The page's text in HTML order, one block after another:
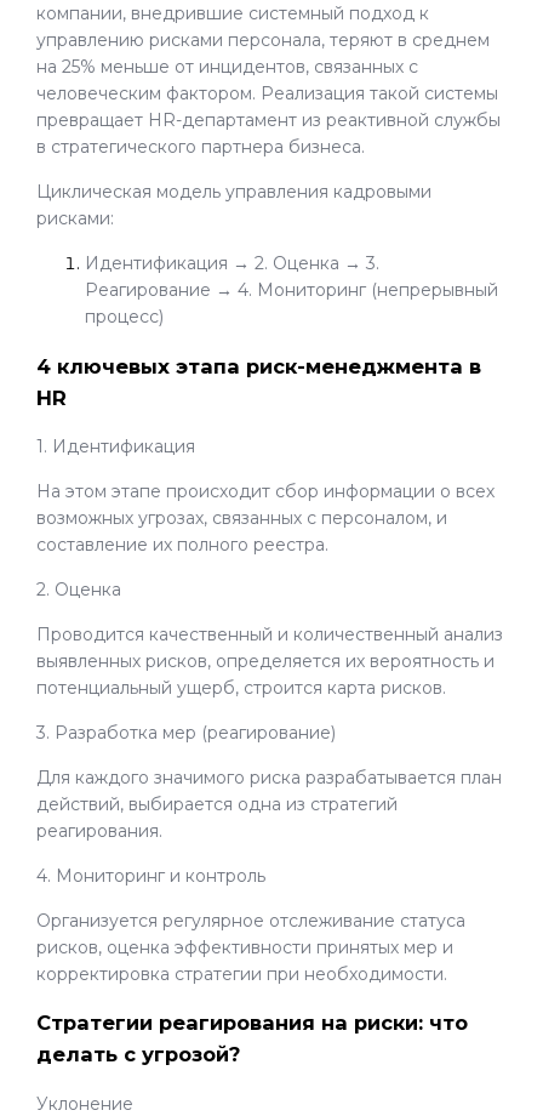
компании, внедрившие системный подход к
управлению рисками персонала, теряют в среднем
на 25% меньше от инцидентов, связанных с
человеческим фактором. Реализация такой системы
превращает HR-департамент из реактивной службы
в стратегического партнера бизнеса.
Циклическая модель управления кадровыми
рисками:
Идентификация → 2. Оценка → 3.
Реагирование → 4. Мониторинг (непрерывный
процесс)
4 ключевых этапа риск-менеджмента в
HR
1. Идентификация
На этом этапе происходит сбор информации о всех
возможных угрозах, связанных с персоналом, и
составление их полного реестра.
2. Оценка
Проводится качественный и количественный анализ
выявленных рисков, определяется их вероятность и
потенциальный ущерб, строится карта рисков.
3. Разработка мер (реагирование)
Для каждого значимого риска разрабатывается план
действий, выбирается одна из стратегий
реагирования.
4. Мониторинг и контроль
Организуется регулярное отслеживание статуса
рисков, оценка эффективности принятых мер и
корректировка стратегии при необходимости.
Стратегии реагирования на риски: что
делать с угрозой?
Уклонение